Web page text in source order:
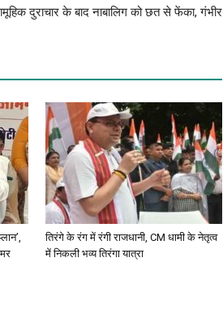
दुराचार के बाद नाबालिग को छत से फेंका, गंभीर
तिरंगे के रंग में रंगी राजधानी, CM धामी के नेतृत्व
में निकली भव्य तिरंगा यात्रा